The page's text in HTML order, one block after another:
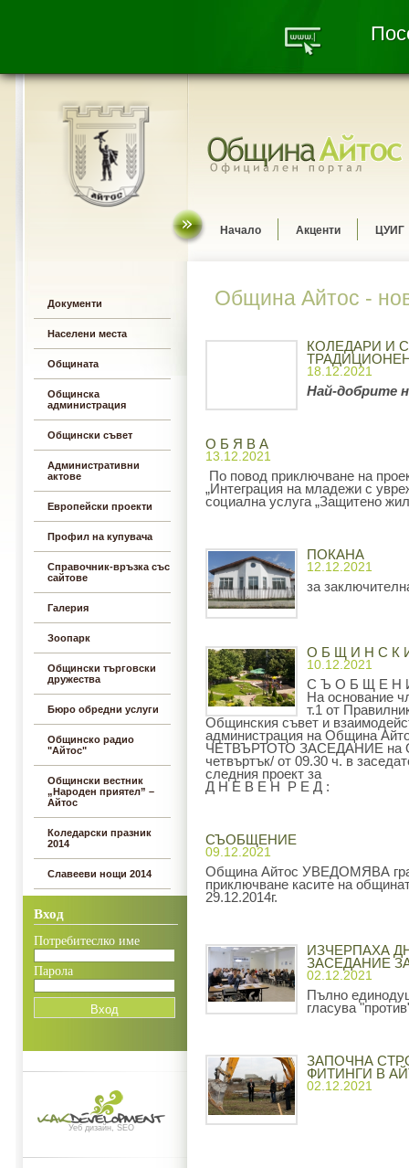
Документи
Населени места
Общината
Общинска
администрация
Общински съвет
Административни
актове
Европейски проекти
Профил на купувача
Справочник-връзка със
сайтове
Галерия
Зоопарк
Общински търговски
дружества
Бюро обредни услуги
Общинско радио
"Айтос"
Общински вестник
„Народен приятел” –
Айтос
Коледарски празник
2014
Славееви нощи 2014
Вход
Потребитеслко име
Парола
Уеб дизайн, SEO
Начало Акценти ЦУИГ
Община Айтос -
КОЛЕДАРИ И
18.12.2021
Най-добрите
О Б Я В А
13.12.2021
По повод приключване на
„Интеграция на младежи с
социална услуга „Защитено
ПОКАНА
12.12.2021
за
О Б Щ И Н С К
10.12.2021
С Ъ О Б Щ Е Н
На основание
т.1 от
Общинския съвет и
администрация на Община
ЧЕТВЪРТОТО ЗАСЕДАНИЕ на
четвъртък/ от 09.30 ч. в
следния проект за
Д Н Е В Е Н Р Е Д :
СЪОБЩЕНИЕ
09.12.2021
Община Айтос УВЕДОМЯВА
приключване касите на
29.12.2014г.
ИЗЧЕРПАХА
ЗАСЕДАНИЕ
02.12.2021
Пълно
гласува
ЗАПОЧНА
ФИТИНГИ В
02.12.2021